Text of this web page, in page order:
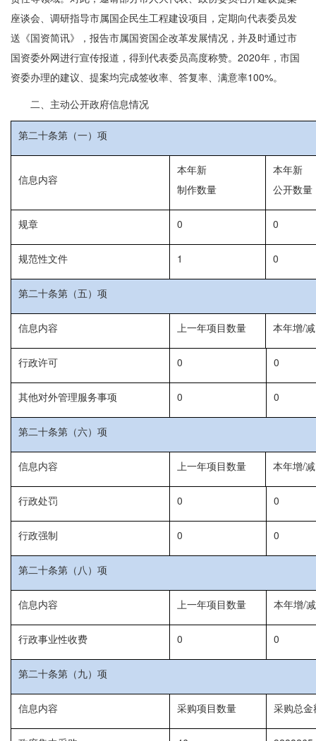
座谈会、调研指导市属国企民生工程建设项目，定期向代表委员发
送《国资简讯》，报告市属国资国企改革发展情况，并及时通过市
国资委外网进行宣传报道，得到代表委员高度称赞。2020年，市国
资委办理的建议、提案均完成签收率、答复率、满意率100%。
二、主动公开政府信息情况
第二十条第（一）项
信息内容
本年新
制作数量
本年新
公开数量
规章 0 0
规范性文件 1 0
第二十条第（五）项
信息内容 上一年项目数量 本年增/减
行政许可 0 0
其他对外管理服务事项 0 0
第二十条第（六）项
信息内容 上一年项目数量 本年增/减
行政处罚 0 0
行政强制 0 0
第二十条第（八）项
信息内容 上一年项目数量 本年增/减
行政事业性收费 0 0
第二十条第（九）项
信息内容 采购项目数量 采购总